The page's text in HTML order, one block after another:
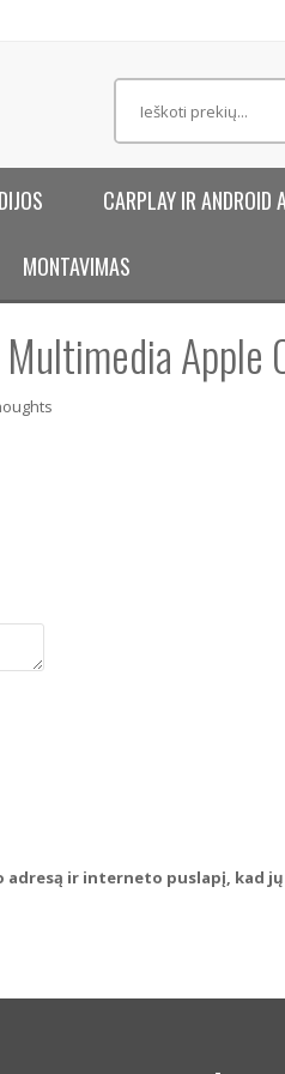
CARPLAY IR ANDROID
MONTAVIMAS
Apple
ir interneto puslapį, kad